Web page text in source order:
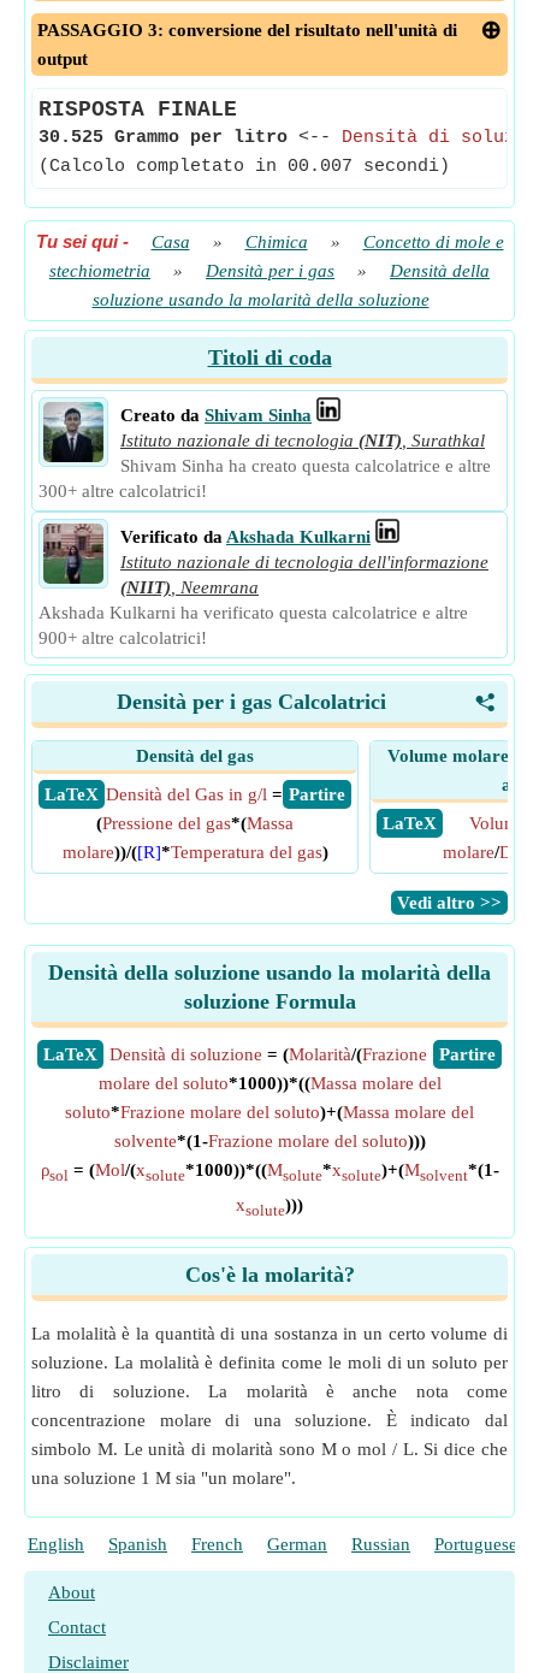
PASSAGGIO 3: conversione del risultato nell'unità di
output
RISPOSTA FINALE
30.525 Grammo per litro <-- Densità di
(Calcolo completato in 00.007 secondi)
Tu sei qui- Casa » Chimica »
Concetto di mole e
stechiometria
» Densità per i gas »
Densità della
soluzione usando la molarità della soluzione
Titoli di coda
Creato da Shivam Sinha
Istituto nazionale di tecnologia (NIT) Surathkal
Shivam Sinha ha creato questa calcolatrice e altre
300+ altre calcolatrici!
Verificato da Akshada Kulkarni
Istituto nazionale di tecnologia dell'informazione
(NIIT)
Neemrana
Akshada Kulkarni ha verificato questa calcolatrice e altre
900+ altre calcolatrici!
<
Densità per i gas Calcolatrici
Densità del gas
​ LaTeX
​ Partire
Densità del Gas in g/l =
(Pressione del gas*(Massa
molare))/([R]*Temperatura del gas)
Volume molare di
​ LaTeX
Volume
molare/
​Vedi altro >>
Densità della soluzione usando la molarità della
soluzione Formula
​LaTeX ​Partire
Densità di soluzione = (Molarità/(Frazione
molare del soluto*1000))*((Massa molare del
soluto*Frazione molare del soluto)+(Massa molare del
solvente*(1-Frazione molare del soluto)))
ρsol = (Mol/(xsolute*1000))*((Msolute*xsolute)+(Msolvent*(1-
xsolute)))
Cos'è la molarità?
La molalità è la quantità di una sostanza in un certo volume di
soluzione. La molalità è definita come le moli di un soluto per
litro di soluzione. La molarità è anche nota come
concentrazione molare di una soluzione. È indicato dal
simbolo M. Le unità di molarità sono M o mol / L. Si dice che
una soluzione 1 M sia "un molare".
English Spanish French German Russian Portuguese
About
Contact
Disclaimer